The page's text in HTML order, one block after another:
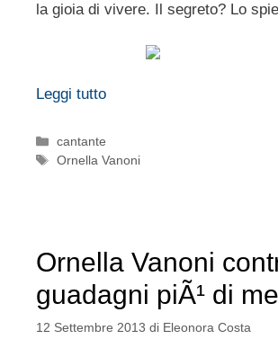
la gioia di vivere. Il segreto? Lo
Leggi tutto
Categorie
cantante
Tag
Ornella Vanoni
Ornella Vanoni
guadagni piÃ¹ di me
12 Settembre 2013 di Eleonora Costa